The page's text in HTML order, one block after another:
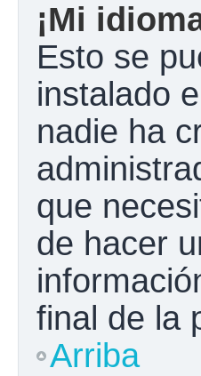
¡Mi
Esto se
instalado
nadie ha
que
de hacer
final de la
Arriba